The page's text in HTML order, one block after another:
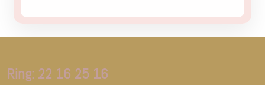
Ring: 22 16 25 16